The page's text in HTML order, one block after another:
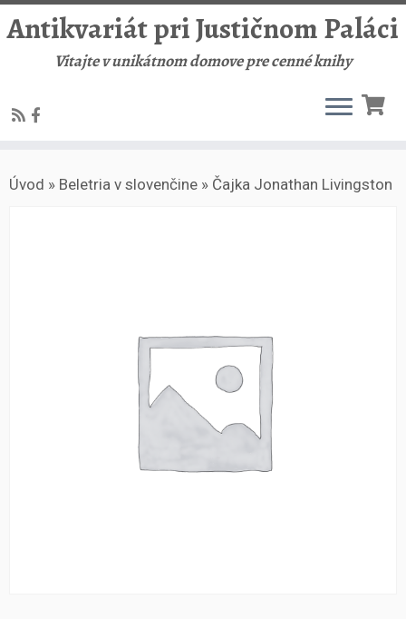
to
Antikvariát pri Justičnom Paláci
Vitajte v unikátnom domove pre cenné knihy
Úvod » Beletria v slovenčine » Čajka Jonathan Livingston